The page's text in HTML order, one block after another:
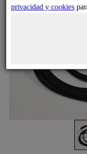
privacidad y cookies